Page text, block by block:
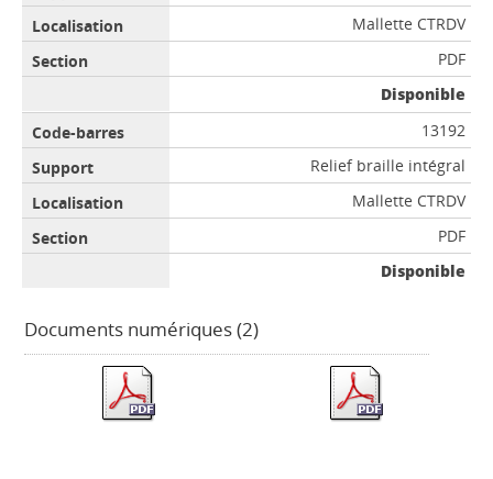
Mallette CTRDV
PDF
Disponible
13192
Relief braille intégral
Mallette CTRDV
PDF
Disponible
Documents numériques (2)